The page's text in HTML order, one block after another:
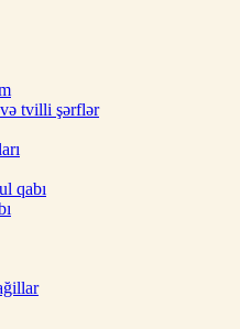
tvilli şərflər
qabı